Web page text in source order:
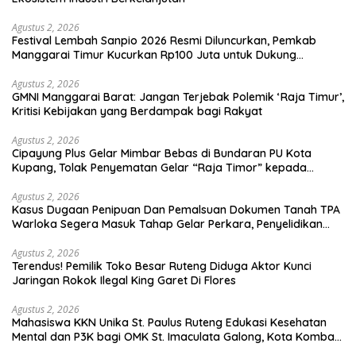
Agustus 2, 2026
Festival Lembah Sanpio 2026 Resmi Diluncurkan, Pemkab
Manggarai Timur Kucurkan Rp100 Juta untuk Dukung
Agustus 2, 2026
GMNI Manggarai Barat: Jangan Terjebak Polemik ‘Raja Timur’,
Kritisi Kebijakan yang Berdampak bagi Rakyat
Agustus 2, 2026
Cipayung Plus Gelar Mimbar Bebas di Bundaran PU Kota
Kupang, Tolak Penyematan Gelar “Raja Timor” kepada
Agustus 2, 2026
Kasus Dugaan Penipuan Dan Pemalsuan Dokumen Tanah TPA
Warloka Segera Masuk Tahap Gelar Perkara, Penyelidikan
Agustus 2, 2026
Terendus! Pemilik Toko Besar Ruteng Diduga Aktor Kunci
Jaringan Rokok Ilegal King Garet Di Flores
Agustus 2, 2026
Mahasiswa KKN Unika St. Paulus Ruteng Edukasi Kesehatan
Mental dan P3K bagi OMK St. Imaculata Galong, Kota Komba